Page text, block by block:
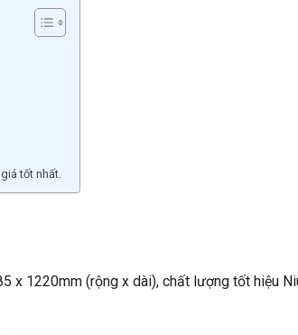
tốt nhất.
x 1220mm (rộng x dài), chất lượng tốt hiệu